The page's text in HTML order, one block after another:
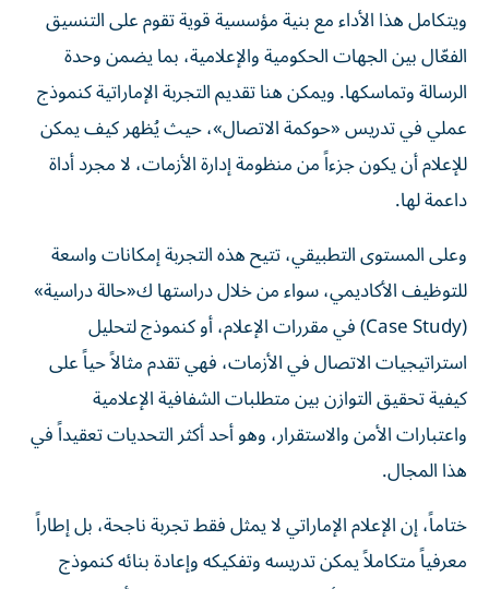
ويتكامل هذا الأداء مع بنية مؤسسية قوية تقوم على التنسيق
الفعّال بين الجهات الحكومية والإعلامية، بما يضمن وحدة
الرسالة وتماسكها. ويمكن هنا تقديم التجربة الإماراتية كنموذج
عملي في تدريس «حوكمة الاتصال»، حيث يُظهر كيف يمكن
للإعلام أن يكون جزءاً من منظومة إدارة الأزمات، لا مجرد أداة
داعمة لها.
وعلى المستوى التطبيقي، تتيح هذه التجربة إمكانات واسعة
للتوظيف الأكاديمي، سواء من خلال دراستها ك«حالة دراسية»
(Case Study) في مقررات الإعلام، أو كنموذج لتحليل
استراتيجيات الاتصال في الأزمات، فهي تقدم مثالاً حياً على
كيفية تحقيق التوازن بين متطلبات الشفافية الإعلامية
واعتبارات الأمن والاستقرار، وهو أحد أكثر التحديات تعقيداً في
هذا المجال.
ختاماً، إن الإعلام الإماراتي لا يمثل فقط تجربة ناجحة، بل إطاراً
معرفياً متكاملاً يمكن تدريسه وتفكيكه وإعادة بنائه كنموذج